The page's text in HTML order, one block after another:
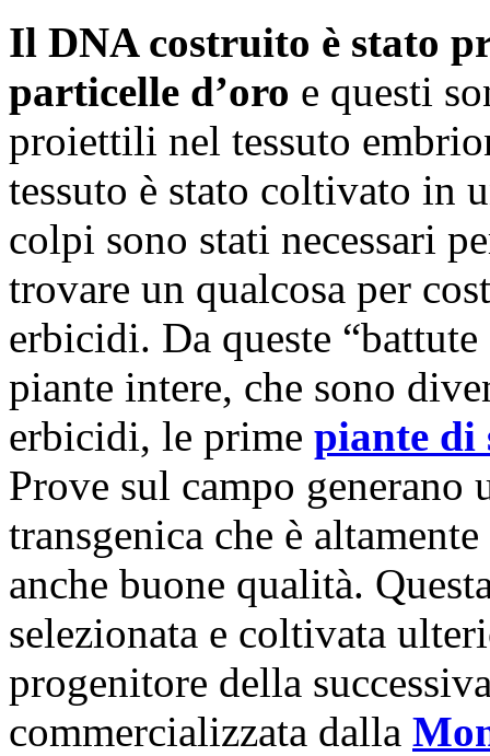
Il DNA costruito è stato
particelle d’oro e questi
proiettili nel tessuto
tessuto è stato coltivato
colpi sono stati necessari
trovare un qualcosa per
erbicidi. Da queste
piante intere, che sono
erbicidi, le prime piante di
Prove sul campo generano
transgenica che è
anche buone qualità.
selezionata e coltivata
progenitore della
commercializzata dalla